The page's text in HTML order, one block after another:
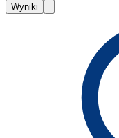
Wyniki